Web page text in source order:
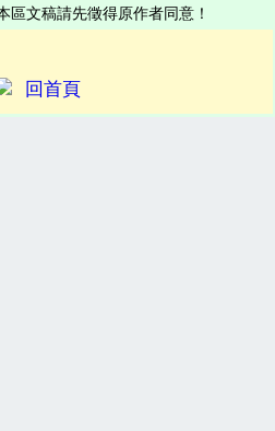
區文稿請先徵得原作者同意！
回首頁